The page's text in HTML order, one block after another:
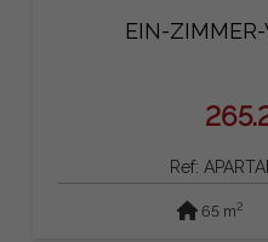
EIN-
Ref:
65 m2